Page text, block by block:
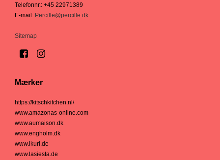
Telefonnr.: +45 22971389
E-mail : Percille@percille.dk
Sitemap
Mærker
https://kitschkitchen.nl/
www.amazonas-online.com
www.aumaison.dk
www.engholm.dk
www.ikuri.de
www.lasiesta.de